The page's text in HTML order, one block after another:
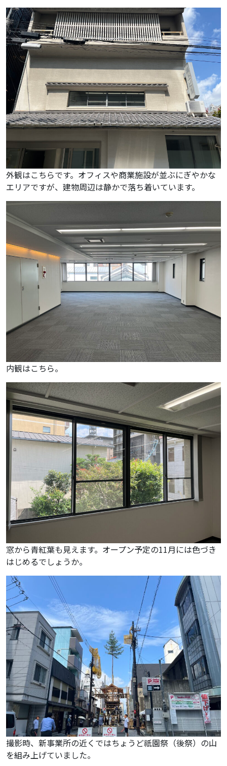
外観はこちらです。オフィスや商業施設が並ぶにぎやかな
エリアですが、建物周辺は静かで落ち着いています。
内観はこちら。
窓から青紅葉も見えます。オープン予定の11月には色づき
はじめるでしょうか。
撮影時、新事業所の近くではちょうど祇園祭（後祭）の山
を組み上げていました。